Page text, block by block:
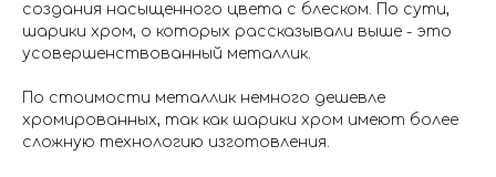
создания насыщенного цвета с блеском. По сути,
шарики хром, о которых рассказывали выше - это
усовершенствованный металлик.
По стоимости металлик немного дешевле
хромированных, так как шарики хром имеют более
сложную технологию изготовления.